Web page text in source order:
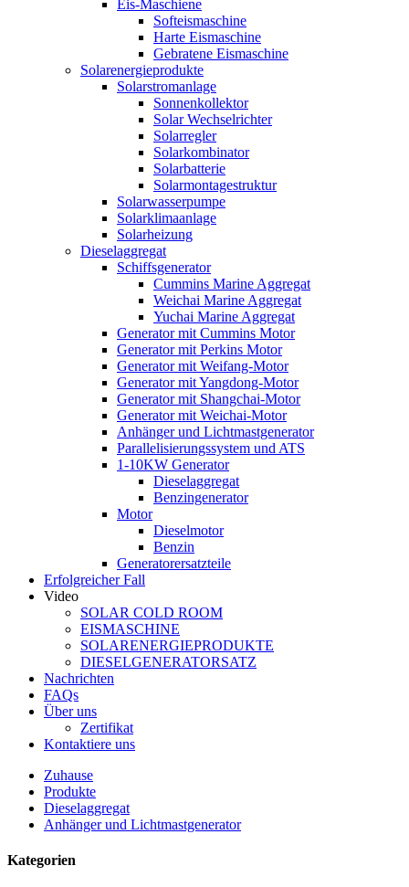
Eis-Maschiene
Softeismaschine
Harte Eismaschine
Gebratene Eismaschine
Solarenergieprodukte
Solarstromanlage
Sonnenkollektor
Solar Wechselrichter
Solarregler
Solarkombinator
Solarbatterie
Solarmontagestruktur
Solarwasserpumpe
Solarklimaanlage
Solarheizung
Dieselaggregat
Schiffsgenerator
Cummins Marine Aggregat
Weichai Marine Aggregat
Yuchai Marine Aggregat
Generator mit Cummins Motor
Generator mit Perkins Motor
Generator mit Weifang-Motor
Generator mit Yangdong-Motor
Generator mit Shangchai-Motor
Generator mit Weichai-Motor
Anhänger und Lichtmastgenerator
Parallelisierungssystem und ATS
1-10KW Generator
Dieselaggregat
Benzingenerator
Motor
Dieselmotor
Benzin
Generatorersatzteile
Erfolgreicher Fall
Video
SOLAR COLD ROOM
EISMASCHINE
SOLARENERGIEPRODUKTE
DIESELGENERATORSATZ
Nachrichten
FAQs
Über uns
Zertifikat
Kontaktiere uns
Zuhause
Produkte
Dieselaggregat
Anhänger und Lichtmastgenerator
Kategorien